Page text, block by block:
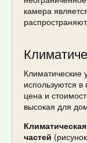
камера
Климатические
используются
цена и
высокая для
частей